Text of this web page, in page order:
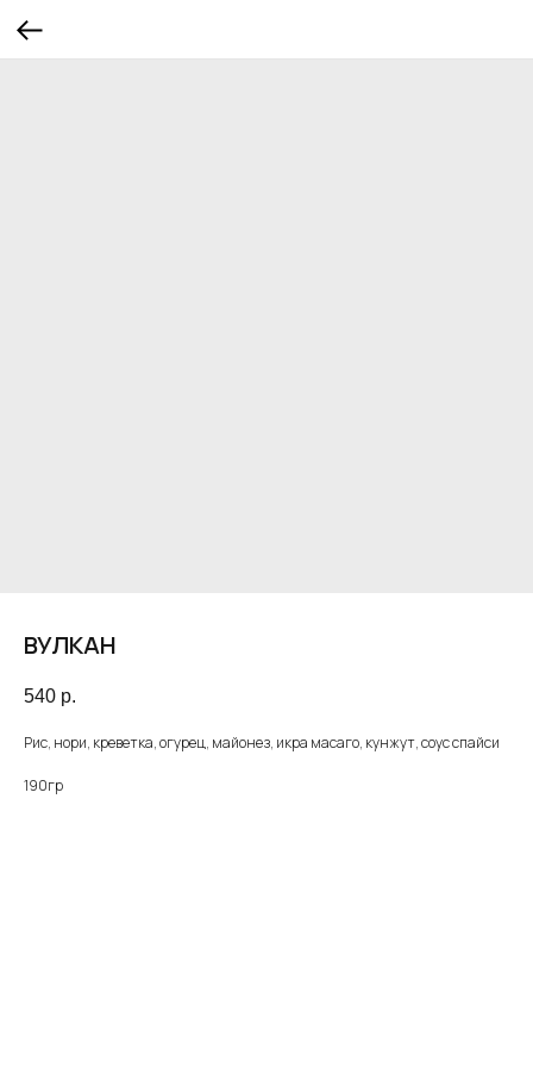
ВУЛКАН
540 р.
Рис, нори, креветка, огурец, майонез, икра масаго, кунжут, соус спайси
190гр